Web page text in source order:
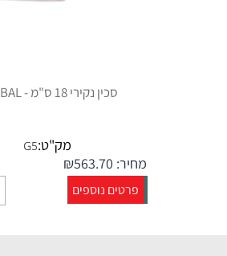
סכין נקירי 18 ס"מ - GLOBAL
מק"ט:G5
מחיר: ₪563.70
פרטים נוספים